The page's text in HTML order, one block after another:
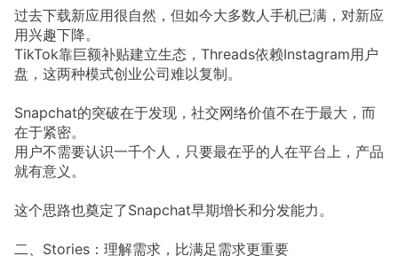
过去下载新应用很自然，但如今大多数人手机已满，对新应
用兴趣下降。
TikTok靠巨额补贴建立生态，Threads依赖Instagram用户
盘，这两种模式创业公司难以复制。
Snapchat的突破在于发现，社交网络价值不在于最大，而
在于紧密。
用户不需要认识一千个人，只要最在乎的人在平台上，产品
就有意义。
这个思路也奠定了Snapchat早期增长和分发能力。
二、Stories：理解需求，比满足需求更重要